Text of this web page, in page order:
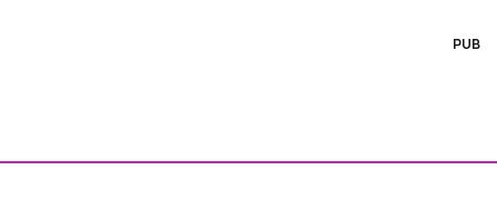
PUB